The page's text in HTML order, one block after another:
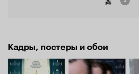
Кадры, постеры и обои